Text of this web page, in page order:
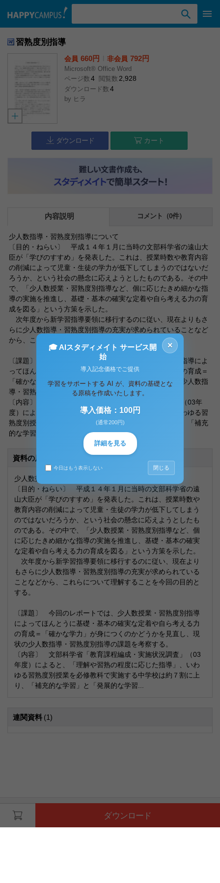
習熟度別指導
会員 660円 非会員 792円
Microsoft® Office Word
ページ数 4 閲覧数 2,928
ダウンロード数 4
by ヒラ
ダウンロード カート
内容説明 コメント（0件）
少人数指導・習熟度別指導について
〔目的・ねらい〕 平成１４年１月に当時の文部科学省の遠山大
臣が「学びのすすめ」を発表した。これは、授業時数や教育内容
の削減によって児童・生徒の学力が低下してしまうのではないだ
ろうか、という社会の懸念に応えようとしたものである。その中
で、「少人数授業・習熟度別指導など、個に応じたきめ細かな指
導の実施を推進し、基礎・基本の確実な定着や自ら考える力の育
成を図る」という方策を示した。
次年度から新学習指導要領に移行するのに従い、現在よりもさ
らに少人数指導・習熟度別指導の充実が求められていることなど
から、これらについて理解することを今回の目的とする。
〔課題〕 今回のレポートでは、少人数授業・習熟度別指導によ
ってほんとうに基礎・基本の確実な定着や自ら考える力の育成＝
「確かな学力」が身につくのかどうかを見直し、現状の少人数指
導・習熟度別指導の課題を考察する。
〔内容〕 文部科学省「教育課程編成・実施状況調査」（03年
度）によると、「理解や習熟の程度に応じた指導」、いわゆる習
熟度別授業を必修教科で実施する中学校は約７割に上り、「補充
的な学習」と「発展的な学習
資料の原本内容
少人数指導・習熟度別指導について
〔目的・ねらい〕 平成１４年１月に当時の文部科学省の遠
山大臣が「学びのすすめ」を発表した。これは、授業時数や
教育内容の削減によって児童・生徒の学力が低下してしまう
のではないだろうか、という社会の懸念に応えようとしたも
のである。その中で、「少人数授業・習熟度別指導など、個
に応じたきめ細かな指導の実施を推進し、基礎・基本の確実
な定着や自ら考える力の育成を図る」という方策を示した。
次年度から新学習指導要領に移行するのに従い、現在より
もさらに少人数指導・習熟度別指導の充実が求められている
ことなどから、これらについて理解することを今回の目的と
する。
〔課題〕 今回のレポートでは、少人数授業・習熟度別指導
によってほんとうに基礎・基本の確実な定着や自ら考える力
の育成＝「確かな学力」が身につくのかどうかを見直し、現
状の少人数指導・習熟度別指導の課題を考察する。
〔内容〕 文部科学省「教育課程編成・実施状況調査」（03
年度）によると、「理解や習熟の程度に応じた指導」、いわ
ゆる習熟度別授業を必修教科で実施する中学校は約７割に上
り、「補充的な学習」と「発展的な学習...
連関資料 (1)
ダウンロード
無料会員登録
×
🎓 AIスタディメイト サービス開
始
導入記念価格でご提供
学習をサポートする AI が、資料の基礎とな
る原稿を作成いたします。
導入価格：100円
(通常200円)
詳細を見る
今日はもう表示しない 閉じる